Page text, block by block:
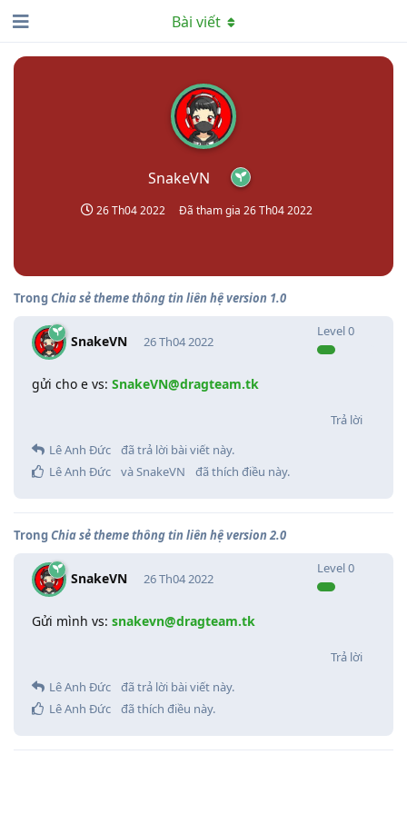
SnakeVN
26 Th04 2022 Đã tham gia 26 Th04 2022
Bài viết
TrongChia sẻ theme thông tin liên hệ version 1.0
SnakeVN
Level0
26 Th04 2022
gửi cho e vs: SnakeVN@dragteam.tk
Trả lời
Lê Anh Đức
đã trả lời bài viết này.
Lê Anh Đức
vàSnakeVN đã thích điều này.
TrongChia sẻ theme thông tin liên hệ version 2.0
SnakeVN
Level0
26 Th04 2022
Gửi mình vs: snakevn@dragteam.tk
Trả lời
Lê Anh Đức
đã trả lời bài viết này.
Lê Anh Đức
đã thích điều này.